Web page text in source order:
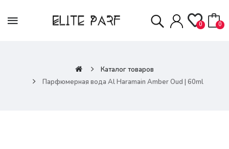
0 0
Каталог товаров
Парфюмерная вода Al Haramain Amber Oud | 60ml